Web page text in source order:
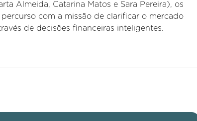
Almeida, Catarina Matos e Sara Pereira), os
com a missão de clarificar o mercado
de decisões financeiras inteligentes.